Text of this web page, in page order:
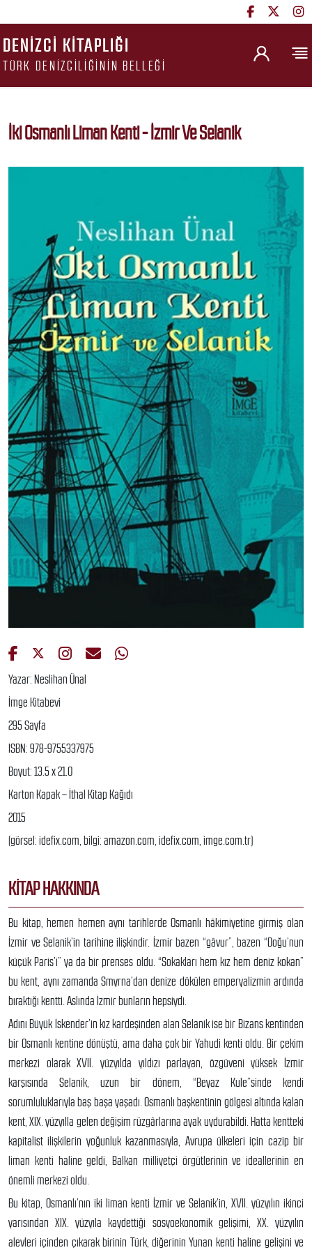
DENIZCI KITAPLIĞI
TÜRK DENIZCILIĞININ BELLEĞI
İki Osmanlı Liman Kenti - İzmir Ve Selanik
Yazar: Neslihan Ünal
İmge Kitabevi
295 Sayfa
ISBN: 978-9755337975
Boyut: 13.5 x 21.0
Karton Kapak – İthal Kitap Kağıdı
2015
(görsel: idefix.com, bilgi: amazon.com, idefix.com, imge.com.tr)
KITAP HAKKINDA
Bu kitap, hemen hemen aynı tarihlerde Osmanlı hâkimiyetine girmiş olan
İzmir ve Selanik’in tarihine ilişkindir. İzmir bazen “gâvur”, bazen “Doğu’nun
küçük Paris’i” ya da bir prenses oldu. “Sokakları hem kız hem deniz kokan”
bu kent, aynı zamanda Smyrna’dan denize dökülen emperyalizmin ardında
bıraktığı kentti. Aslında İzmir bunların hepsiydi.
Adını Büyük İskender’in kız kardeşinden alan Selanik ise bir Bizans kentinden
bir Osmanlı kentine dönüştü, ama daha çok bir Yahudi kenti oldu. Bir çekim
merkezi olarak XVII. yüzyılda yıldızı parlayan, özgüveni yüksek İzmir
karşısında Selanik, uzun bir dönem, “Beyaz Kule”sinde kendi
sorumluluklarıyla baş başa yaşadı. Osmanlı başkentinin gölgesi altında kalan
kent, XIX. yüzyılla gelen değişim rüzgârlarına ayak uydurabildi. Hatta kentteki
kapitalist ilişkilerin yoğunluk kazanmasıyla, Avrupa ülkeleri için cazip bir
liman kenti haline geldi, Balkan milliyetçi örgütlerinin ve ideallerinin en
önemli merkezi oldu.
Bu kitap, Osmanlı’nın iki liman kenti İzmir ve Selanik’in, XVII. yüzyılın ikinci
yarısından XIX. yüzyıla kaydettiği sosyoekonomik gelişimi, XX. yüzyılın
alevleri içinden çıkarak birinin Türk, diğerinin Yunan kenti haline gelişini ve